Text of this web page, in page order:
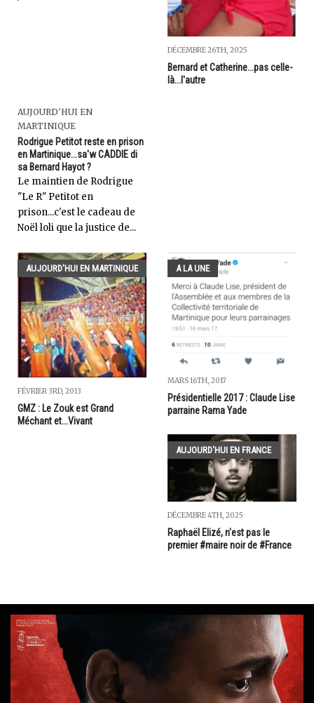
DÉCEMBRE 26TH, 2025
Bernard et Catherine...pas celle-
là...l'autre
AUJOURD'HUI EN
MARTINIQUE
Rodrigue Petitot reste en prison
en Martinique...sa'w CADDIE di
sa Bernard Hayot ?
Le maintien de Rodrigue
"Le R" Petitot en
prison...c'est le cadeau de
Noël loli que la justice de...
AUJOURD'HUI EN MARTINIQUE
FÉVRIER 3RD, 2013
GMZ : Le Zouk est Grand
Méchant et...Vivant
A LA UNE
MARS 16TH, 2017
Présidentielle 2017 : Claude Lise
parraine Rama Yade
AUJOURD'HUI EN FRANCE
DÉCEMBRE 4TH, 2025
Raphaël Elizé, n'est pas le
premier #maire noir de #France